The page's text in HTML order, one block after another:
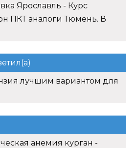
Ярославль - Курс
ПКТ аналоги Тюмень. В
лучшим вариантом для
анемия курган -